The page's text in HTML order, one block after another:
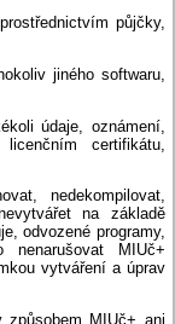
půjčky,
jiného softwaru,
údaje, oznámení,
certifikátu,
nedekompilovat,
na základě
odvozené programy,
nenarušovat MIUč+
vytváření a úprav
MIUč+ ani